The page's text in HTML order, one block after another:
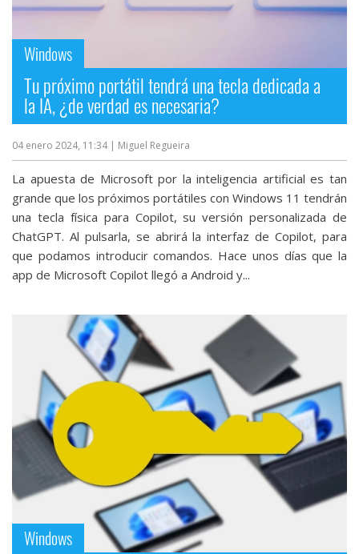
Windows
Tu próximo portátil tendrá una tecla dedicada a
la IA, ¿de verdad es necesaria?
04 enero 2024, 11:34 | Miguel Regueira
La apuesta de Microsoft por la inteligencia artificial es tan
grande que los próximos portátiles con Windows 11 tendrán
una tecla física para Copilot, su versión personalizada de
ChatGPT. Al pulsarla, se abrirá la interfaz de Copilot, para
que podamos introducir comandos. Hace unos días que la
app de Microsoft Copilot llegó a Android y...
Windows